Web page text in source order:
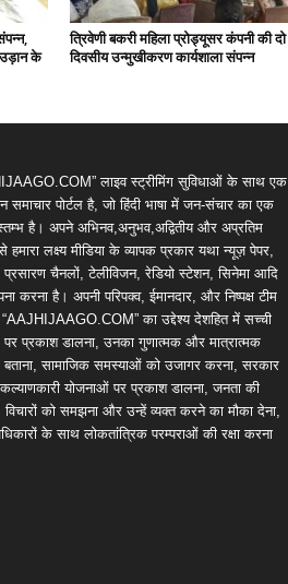
उड़ान के
त्रिवेणी बकरी महिला प्रोड्यूसर कंपनी की दो
दिवसीय उन्मुखीकरण कार्यशाला संपन्न
लाइव स्ट्रीमिंग सुविधाओं के साथ एक
समाचार पोर्टल है, जो हिंदी भाषा में जन-संचार का एक
है। अपने अभिनव,अनुभव,अद्वितीय और अप्रतिम
हमारा लक्ष्य मीडिया के व्यापक प्रकार यथा न्यूज़ पेपर,
चैनलों, टेलीविजन, रेडियो स्टेशन, सिनेमा आदि
करना है। अपनी परिपक्व, ईमानदार, और निष्पक्ष टीम
का उद्देश्य देशहित में सच्ची
प्रकाश डालना, उनका गुणात्मक और मात्रात्मक
बताना, सामाजिक समस्याओं को उजागर करना, सरकार
योजनाओं पर प्रकाश डालना, जनता की
को समझना और उन्हें व्यक्त करने का मौका देना,
के साथ लोकतांत्रिक परम्पराओं की रक्षा करना